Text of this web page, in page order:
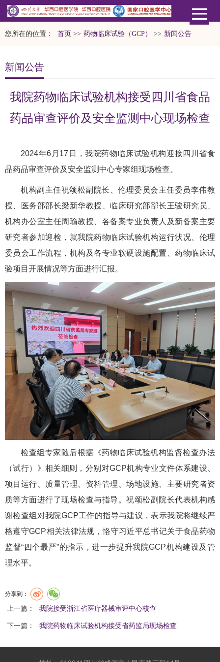
您所在的位置： 首页 >> 药物临床试验（GCP） >> 新闻公告
新闻公告
我院药物临床试验机构接受四川省食品
药品审查评价及安全监测中心现场检查
2024年6月17日，我院药物临床试验机构迎接四川省食
品药品审查评价及安全监测中心专家组现场检查。
机构副主任祝颂松副院长、伦理委员会主任委员李伟教
授、医务部部长梁新华教授、临床研究部部长王骏研究员、
机构办公室主任周瑜教授、各备案专业负责人及新备案主要
研究者参加迎检，就我院药物临床试验机构运行状况、伦理
委员会工作流程，机构及各专业软硬设施配置、药物临床试
验项目开展情况等方面进行汇报。
检查组专家随后根据《药物临床试验机构监督检查办法
（试行）》相关细则，分别对GCP机构专业文件体系建设、
项目运行、质量管理、资料管理、场地设施、主要研究者资
质等方面进行了现场检查与指导。祝颂松副院长代表机构感
谢检查组对我院GCP工作的指导与建议，表示我院将继续严
格遵守GCP相关法律法规，恪守习近平总书记关于食品药物
监督“四个最严”的指示，进一步提升我院GCP机构建设及管
理水平。
分享到：
上一篇： 我院接受浙江省医疗器械审评中心核查
下一篇： 我院药物临床试验机构接受省药监局现场检查